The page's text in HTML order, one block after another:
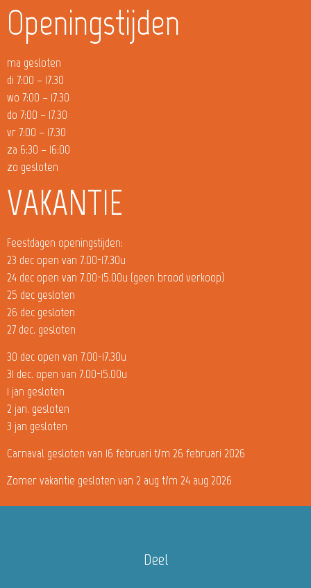
Openingstijden
ma gesloten
di 7:00 – 17.30
wo 7:00 – 17.30
do 7:00 – 17.30
vr 7:00 – 17.30
za 6:30 – 16:00
zo gesloten
VAKANTIE
Feestdagen openingstijden:
23 dec open van 7.00-17.30u
24 dec open van 7.00-15.00u (geen brood verkoop)
25 dec gesloten
26 dec gesloten
27 dec. gesloten
30 dec open van 7.00-17.30u
31 dec. open van 7.00-15.00u
1 jan gesloten
2 jan. gesloten
3 jan gesloten
Carnaval gesloten van 16 februari t/m 26 februari 2026
Zomer vakantie gesloten van 2 aug t/m 24 aug 2026
Deel